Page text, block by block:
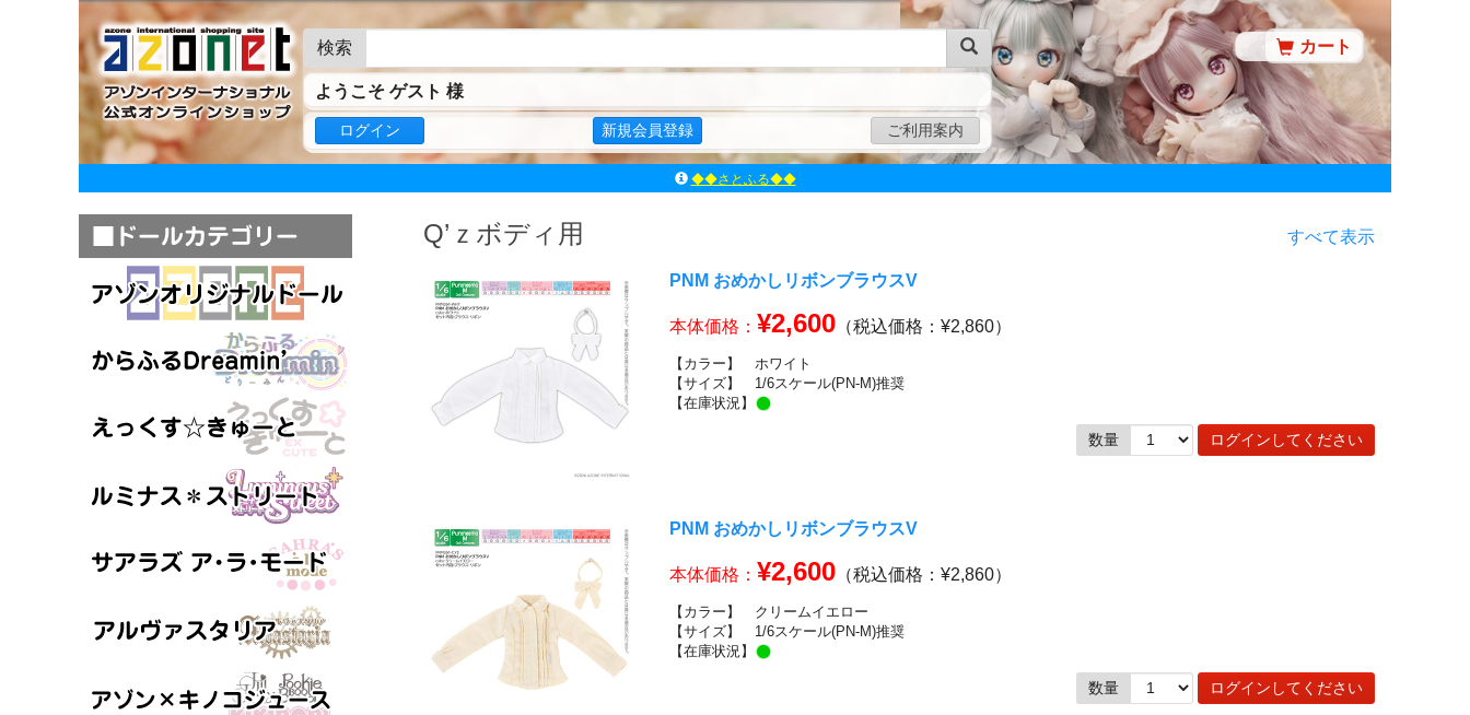
検索
ようこそ ゲスト 様
ログイン 新規会員登録 ご利用案内
カート
◆◆さとふる◆◆
ｱｿﾞﾝﾚｰﾍﾞﾙｼｮｯﾌﾟ楽天市場店
よくあるご質問（Q&A）
Q’ｚボディ用 すべて表示
PNM おめかしリボンブラウスV
本体価格： ¥2,600 （税込価格：¥2,860）
【カラー】
ホワイト
【サイズ】
1/6スケール(PN-M)推奨
【在庫状況】
数量 ログインしてください
PNM おめかしリボンブラウスV
本体価格： ¥2,600 （税込価格：¥2,860）
【カラー】
クリームイエロー
【サイズ】
1/6スケール(PN-M)推奨
【在庫状況】
数量 ログインしてください